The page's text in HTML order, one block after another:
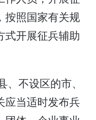
按照国家有关规
式开展征兵辅助
不设区的市、
应当适时发布兵